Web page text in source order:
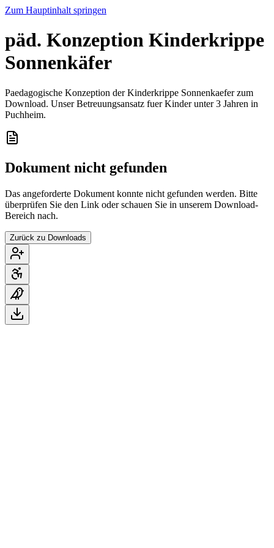
Zum Hauptinhalt springen
päd. Konzeption Kinderkrippe
Sonnenkäfer
Paedagogische Konzeption der Kinderkrippe Sonnenkaefer zum
Download. Unser Betreuungsansatz fuer Kinder unter 3 Jahren in
Puchheim.
Dokument nicht gefunden
Das angeforderte Dokument konnte nicht gefunden werden. Bitte
überprüfen Sie den Link oder schauen Sie in unserem Download-
Bereich nach.
Zurück zu Downloads